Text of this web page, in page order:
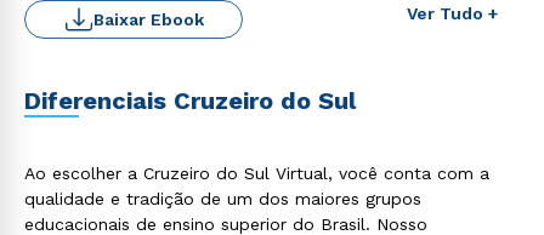
Ver Tudo +
Baixar Ebook
Diferenciais Cruzeiro do Sul
Ao escolher a Cruzeiro do Sul Virtual, você conta com a
qualidade e tradição de um dos maiores grupos
educacionais de ensino superior do Brasil. Nosso
Rápido e fácil
WhatsApp
ou